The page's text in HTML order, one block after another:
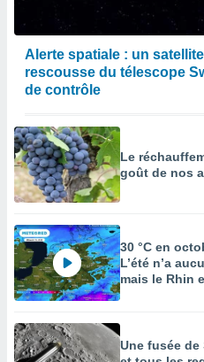
Alerte spatiale : un
rescousse du télescope
de contrôle
Le
goût de nos
30 °C en
L’été n’a
mais le Rhin
Une fusée de